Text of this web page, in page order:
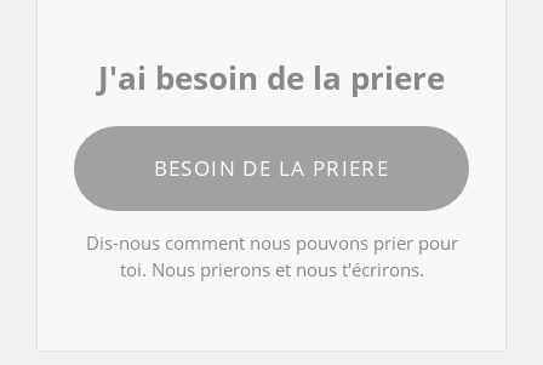
J'ai besoin de la priere
BESOIN DE LA PRIERE
Dis-nous comment nous pouvons prier pour
toi. Nous prierons et nous t'écrirons.